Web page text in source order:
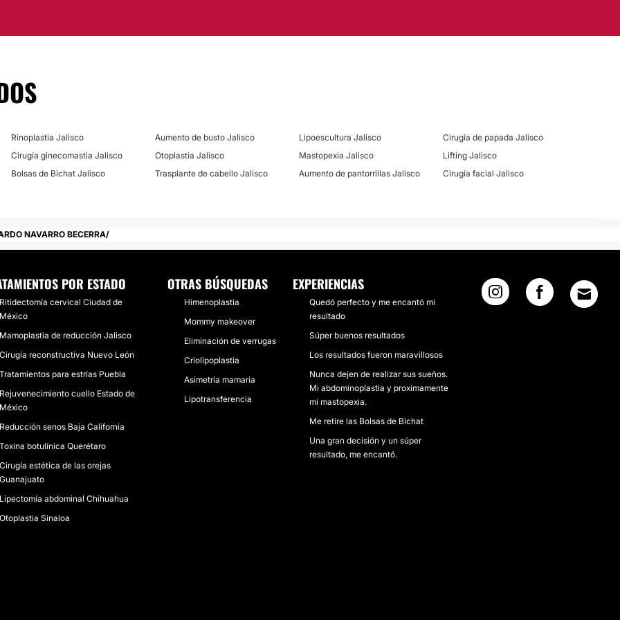
de atención,
José de Zapopan
Nervio
conveniencia.
Rinoplastia Jalisco Aumento de busto Jalisco Lipoescultura Jalisco
Cirugía de papada Jalisco
Cirugía ginecomastia Jalisco Otoplastia Jalisco Mastopexia Jalisco
Lifting Jalisco
Bolsas de Bichat Jalisco Trasplante de cabello Jalisco Aumento de pantorrillas Jalisco Cirugía facial Jalisco
NAVARRO BECERRA
POR ESTADO
Ritidectomía cervical Ciudad de
México
Mamoplastia de reducción Jalisco
Cirugía reconstructiva Nuevo León
Tratamientos para estrías Puebla
Rejuvenecimiento cuello Estado de
México
Reducción senos Baja California
Toxina botulínica Querétaro
Cirugía estética de las orejas
Guanajuato
Lipectomía abdominal Chihuahua
Otoplastia Sinaloa
OTRAS BÚSQUEDAS
Himenoplastia
Mommy makeover
Eliminación de verrugas
Criolipoplastia
Asimetría mamaria
Lipotransferencia
EXPERIENCIAS
Quedó perfecto y me encantó mi
resultado
Súper buenos resultados
Los resultados fueron maravillosos
Nunca dejen de realizar sus sueños.
Mi abdominoplastia y proximamente
mi mastopexia.
Me retire las Bolsas de Bichat
Una gran decisión y un súper
resultado, me encantó.